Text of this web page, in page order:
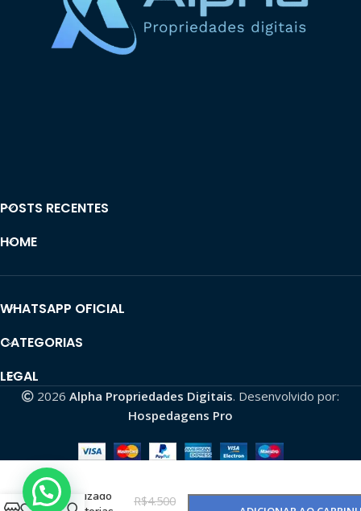
POSTS RECENTES
HOME
WHATSAPP OFICIAL
CATEGORIAS
LEGAL
2026 Alpha Propriedades Digitais. Desenvolvido por:
Hospedagens Pro
Canal Dark
Monetizado
R$4.500